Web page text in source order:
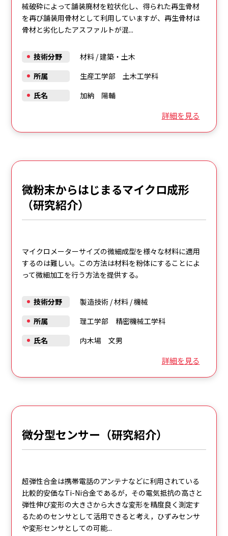
械破砕によって舗装廃材を粒状化し、得られた再生骨材
を再び舗装用骨材として利用していますが、再生骨材は
骨材と劣化したアスファルトが混...
詳細を見る
技術分野 材料/建築・土木
所属
生産工学部 土木工学科
氏名
加納 陽輔
微粉末からはじまるマイクロ成形
（研究紹介）
マイクロメーターサイズの微細成型を様々な材料に適用
するのは難しい。この方法は材料を粉体にすることによ
って微細加工を行う方法を提供する。
詳細を見る
技術分野 製造技術/材料/機械
所属
理工学部 精密機械工学科
氏名
内木場 文男
微分型センサー（研究紹介）
超弾性合金は携帯電話のアンテナなどに利用されている
比較的安価なTi-Ni合金であるが，その電気抵抗の高さと
弾性伸び変形の大きさから大きな変形を精度良く測定す
るためのセンサとして活用できると考え，ひずみセンサ
や変形センサとしての可能...